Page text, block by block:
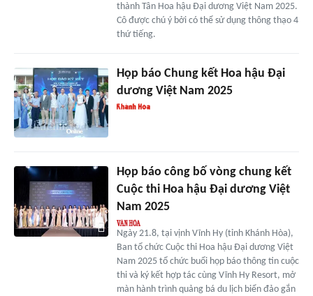
thành Tân Hoa hậu Đại dương Việt Nam 2025.
Cô được chú ý bởi có thể sử dụng thông thạo 4
thứ tiếng.
Họp báo Chung kết Hoa hậu Đại
dương Việt Nam 2025
Họp báo công bố vòng chung kết
Cuộc thi Hoa hậu Đại dương Việt
Nam 2025
Ngày 21.8, tại vịnh Vĩnh Hy (tỉnh Khánh Hòa),
Ban tổ chức Cuộc thi Hoa hậu Đại dương Việt
Nam 2025 tổ chức buổi họp báo thông tin cuộc
thi và ký kết hợp tác cùng Vĩnh Hy Resort, mở
màn hành trình quảng bá du lịch biển đảo gắn